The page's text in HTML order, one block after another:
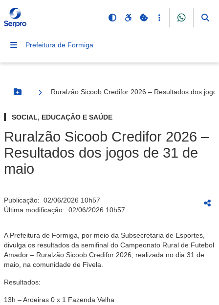
Prefeitura de Formiga
Botão Menu
Ruralzão Sicoob Credifor 2026 – Resultados dos
SOCIAL, EDUCAÇÃO E SAÚDE
Ruralzão Sicoob Credifor 2026 –
Resultados dos jogos de 31 de
maio
Publicação: 02/06/2026 10h57
Última modificação: 02/06/2026 10h57
A Prefeitura de Formiga, por meio da Subsecretaria de Esportes,
divulga os resultados da semifinal do Campeonato Rural de Futebol
Amador – Ruralzão Sicoob Credifor 2026, realizada no dia 31 de
maio, na comunidade de Fivela.
Resultados:
13h – Aroeiras 0 x 1 Fazenda Velha